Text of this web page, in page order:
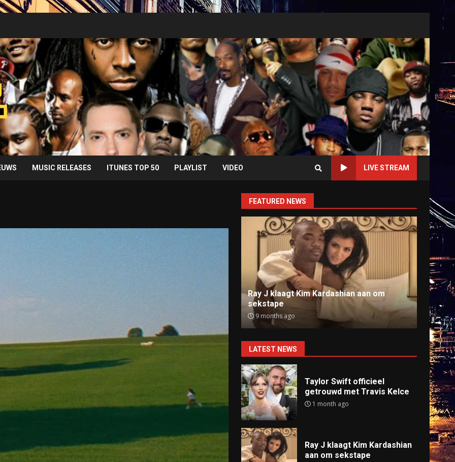
MUSIC RELEASES ITUNES TOP 50 PLAYLIST VIDEO LIVE STREAM
FEATURED NEWS
Ray J klaagt Kim Kardashian aan om
sekstape
9 months ago
Anti-
9
LATEST NEWS
Taylor Swift officieel
getrouwd met Travis Kelce
1 month ago
Ray J klaagt Kim Kardashian
aan om sekstape